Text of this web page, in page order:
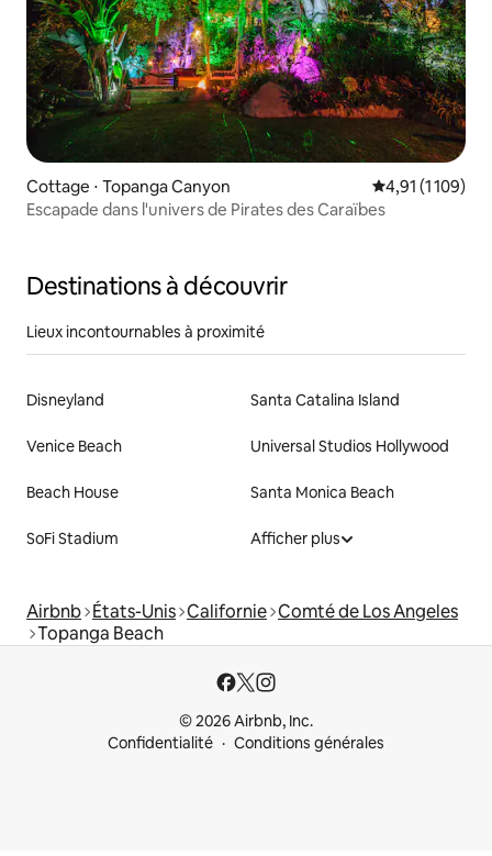
Cottage ⋅ Topanga Canyon Évaluation
4,91 (1 109)
Escapade dans l'univers de Pirates des Caraïbes
Destinations à découvrir
Lieux incontournables à proximité
Disneyland Santa Catalina Island
Venice Beach Universal Studios Hollywood
Beach House Santa Monica Beach
SoFi Stadium Afficher plus
Airbnb États-Unis Californie Comté de Los Angeles
Topanga Beach
© 2026 Airbnb, Inc.
Confidentialité
Conditions générales